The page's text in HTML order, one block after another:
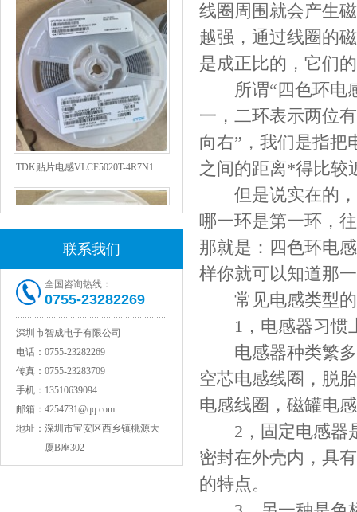
TDK贴片电感VLCF5020T-4R7N1R7-1
村田电感LQW15AN47NG80D
联系我们
全国咨询热线：
0755-23282269
深圳市智成电子有限公司
电话： 0755-23282269
传真： 0755-23283709
手机： 13510639094
邮箱： 4254731@qq.com
地址： 深圳市宝安区西乡镇桃源大
厦B座302
线圈周围就会产生
越强，通过线圈的
是成正比的，它们
所谓“四色环电感
一，二环表示两位
向右”，我们是指
之间的距离*得比较
但是说实在的，
哪一环是第一环，
那就是：四色环电
样你就可以知道那
常见电感类型的
1，电感器习惯上
电感器种类繁多
空芯电感线圈，脱
电感线圈，磁罐电
2，固定电感器是
密封在外壳内，具
的特点。